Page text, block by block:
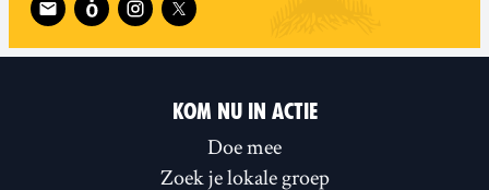
KOM NU IN ACTIE
Doe mee
Zoek je lokale groep